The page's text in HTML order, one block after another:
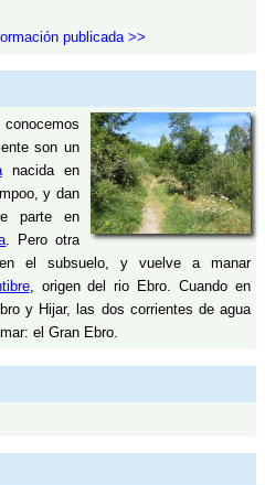
publicada >>
son un
nacida en
y dan
parte en
. Pero otra
el subsuelo, y vuelve a manar
, origen del rio Ebro. Cuando en
y Hijar, las dos corrientes de agua
el Gran Ebro.